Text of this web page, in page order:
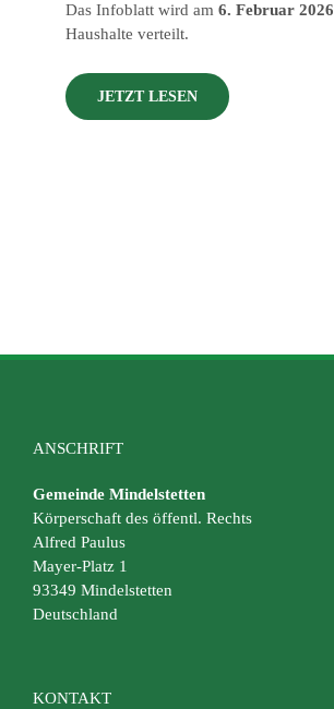
Das Infoblatt wird am 6. Februar 2026
Haushalte verteilt.
JETZT LESEN
ANSCHRIFT
Gemeinde Mindelstetten
Körperschaft des öffentl. Rechts
Alfred Paulus
Mayer-Platz 1
93349 Mindelstetten
Deutschland
KONTAKT